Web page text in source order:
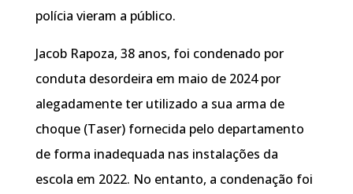
polícia vieram a público.
Jacob Rapoza, 38 anos, foi condenado por
conduta desordeira em maio de 2024 por
alegadamente ter utilizado a sua arma de
choque (Taser) fornecida pelo departamento
de forma inadequada nas instalações da
escola em 2022. No entanto, a condenação foi